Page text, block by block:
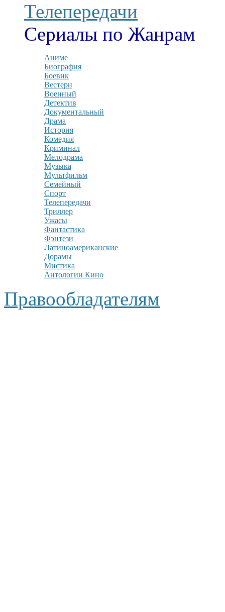
Телепередачи
Сериалы по Жанрам
Аниме
Биография
Боевик
Вестерн
Военный
Детектив
Документальный
Драма
История
Комедия
Криминал
Мелодрама
Музыка
Мультфильм
Семейный
Спорт
Телепередачи
Триллер
Ужасы
Фантастика
Фэнтези
Латиноамериканские
Дорамы
Мистика
Антологии Кино
Правообладателям